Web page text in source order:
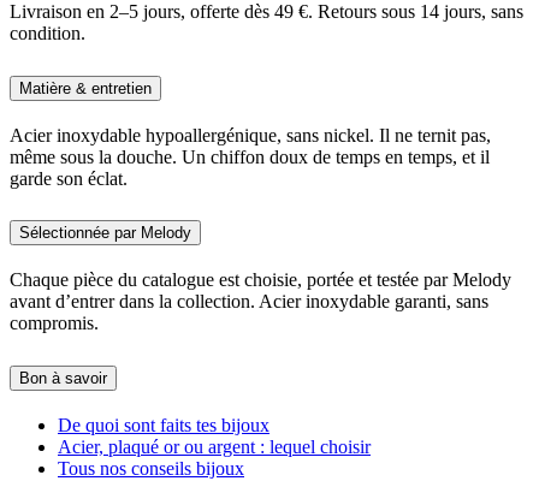
Livraison en 2–5 jours, offerte dès 49 €. Retours sous 14 jours, sans
condition.
Matière & entretien
Acier inoxydable hypoallergénique, sans nickel. Il ne ternit pas,
même sous la douche. Un chiffon doux de temps en temps, et il
garde son éclat.
Sélectionnée par Melody
Chaque pièce du catalogue est choisie, portée et testée par Melody
avant d’entrer dans la collection. Acier inoxydable garanti, sans
compromis.
Bon à savoir
De quoi sont faits tes bijoux
Acier, plaqué or ou argent : lequel choisir
Tous nos conseils bijoux